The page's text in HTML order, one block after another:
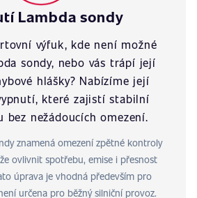
Lambda sondy
výfuk, kde není možné
sondy, nebo vás trápí její
hlášky? Nabízíme její
které zajistí stabilní
bez nežádoucích omezení.
znamená omezení zpětné kontroly
ovlivnit spotřebu, emise i přesnost
úprava je vhodná především pro
určena pro běžný silniční provoz.